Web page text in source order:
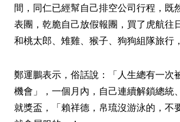
間，同仁已經幫自己排空公司行程，既
表團，乾脆自己放假報團，買了虎航往
和桃太郎、雉雞、猴子、狗狗組隊旅行
鄭運鵬表示，俗話說：「人生總有一次
機會」，一個月內，自己連續解鎖總統
就獎盃，「賴祥德，帛琉沒游泳的，不